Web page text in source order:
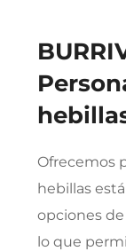
Ofrecemos
hebillas
opciones
lo que